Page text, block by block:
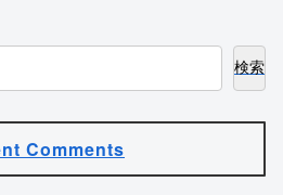
検索
Comments